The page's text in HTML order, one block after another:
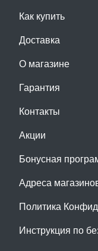
Как купить
Доставка
О магазине
Гарантия
Контакты
Акции
Бонусная
Адреса
Политика
Инструкция по